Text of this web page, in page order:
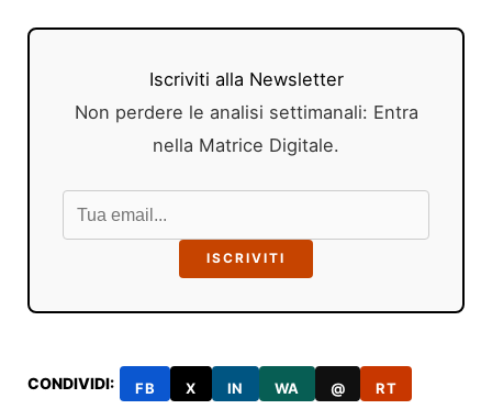
Iscriviti alla Newsletter
Non perdere le analisi settimanali: Entra
nella Matrice Digitale.
ISCRIVITI
CONDIVIDI: FB X IN WA @ RT